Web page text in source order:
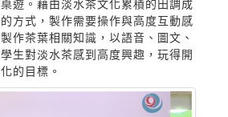
遊。藉由淡水茶文化累積的田調成
方式，製作需要操作與高度互動感
作茶葉相關知識，以語音、圖文、
生對淡水茶感到高度興趣，玩得開
的目標。